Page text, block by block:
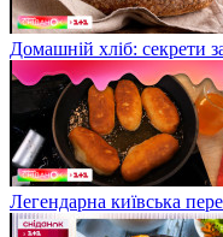
Домашній хліб: секрети
Легендарна київська